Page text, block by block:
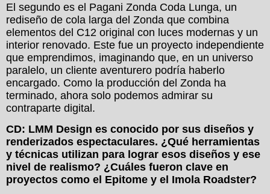
El segundo es el Pagani Zonda Coda Lunga, un
rediseño de cola larga del Zonda que combina
elementos del C12 original con luces modernas y un
interior renovado. Este fue un proyecto independiente
que emprendimos, imaginando que, en un universo
paralelo, un cliente aventurero podría haberlo
encargado. Como la producción del Zonda ha
terminado, ahora solo podemos admirar su
contraparte digital.
CD: LMM Design es conocido por sus diseños y
renderizados espectaculares. ¿Qué herramientas
y técnicas utilizan para lograr esos diseños y ese
nivel de realismo? ¿Cuáles fueron clave en
proyectos como el Epitome y el Imola Roadster?